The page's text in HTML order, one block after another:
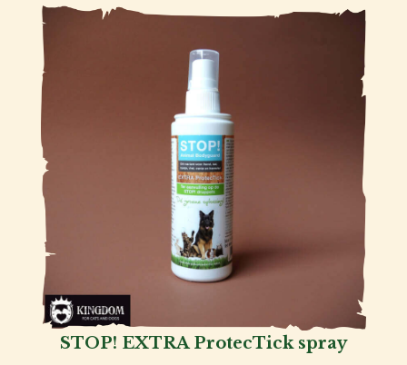
STOP! EXTRA ProtecTick spray